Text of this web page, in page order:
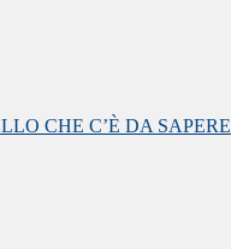
CHE C’È DA SAPERE